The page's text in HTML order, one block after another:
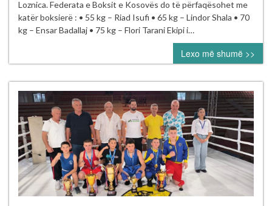
boksierë
në
Evropian
U19
në
Loznicë
Loznica. Federata e Boksit e Kosovës do të përfaqësohet me
katër boksierë : • 55 kg – Riad Isufi • 65 kg – Lindor Shala • 70
kg – Ensar Badallaj • 75 kg – Flori Tarani Ekipi i…
Lexo më shumë >>